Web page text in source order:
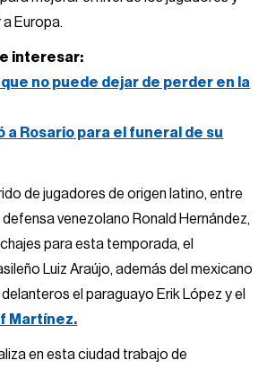
Europa.
interesar:
no puede dejar de perder en la
a Rosario para el funeral de su
de jugadores de origen latino, entre
venezolano Ronald Hernández,
para esta temporada, el
Luiz Araújo, además del mexicano
el paraguayo Erik López y el
Martínez.
en esta ciudad trabajo de